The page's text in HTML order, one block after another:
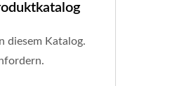
diesem Katalog.